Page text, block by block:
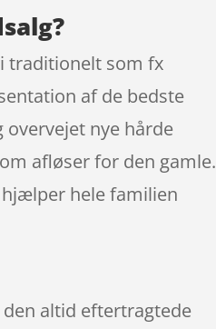
traditionelt som fx
af de bedste
nye hårde
afløser for den gamle.
hjælper hele familien
den altid eftertragtede